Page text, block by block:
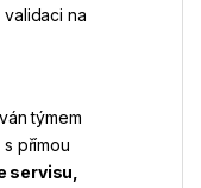
na
týmem
přímou
servisu,